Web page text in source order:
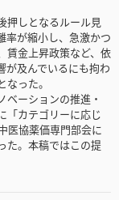
押しとなるルール見
率が縮小し、急激かつ
賃金上昇政策など、依
が及んでいるにも拘わ
った。
ベーションの推進・
「カテゴリーに応じ
医協薬価専門部会に
た。本稿ではこの提